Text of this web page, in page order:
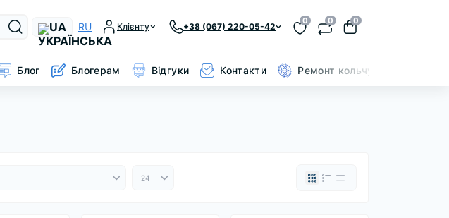
UA RU Клієнту +38 (067) 220-05-42
0 0 0
Блог Блогерам Відгуки Контакти Ремонт кольчуги